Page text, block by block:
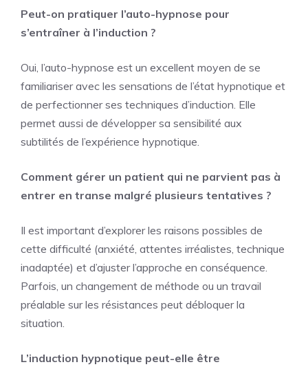
Peut-on pratiquer l’auto-hypnose pour
s’entraîner à l’induction ?
Oui, l’auto-hypnose est un excellent moyen de se
familiariser avec les sensations de l’état hypnotique et
de perfectionner ses techniques d’induction. Elle
permet aussi de développer sa sensibilité aux
subtilités de l’expérience hypnotique.
Comment gérer un patient qui ne parvient pas à
entrer en transe malgré plusieurs tentatives ?
Il est important d’explorer les raisons possibles de
cette difficulté (anxiété, attentes irréalistes, technique
inadaptée) et d’ajuster l’approche en conséquence.
Parfois, un changement de méthode ou un travail
préalable sur les résistances peut débloquer la
situation.
L’induction hypnotique peut-elle être